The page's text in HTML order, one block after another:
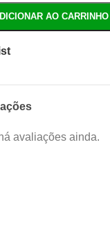
AO CARRINHO
avaliações ainda.